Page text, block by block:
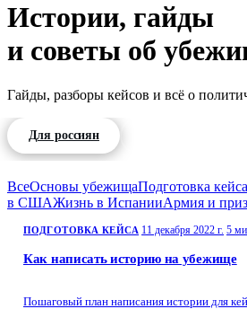
Истории, гайды
и советы об
Гайды, разборы кейсов и всё о
Для россиян
ВсеОсновы убежищаПодготовка кейса
в СШАЖизнь в ИспанииАрмия и
ПОДГОТОВКА КЕЙСА 11 декабря 2022 г. 5
Как написать историю на убежище
Пошаговый план написания истории для